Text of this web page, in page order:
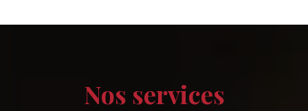
Nos services